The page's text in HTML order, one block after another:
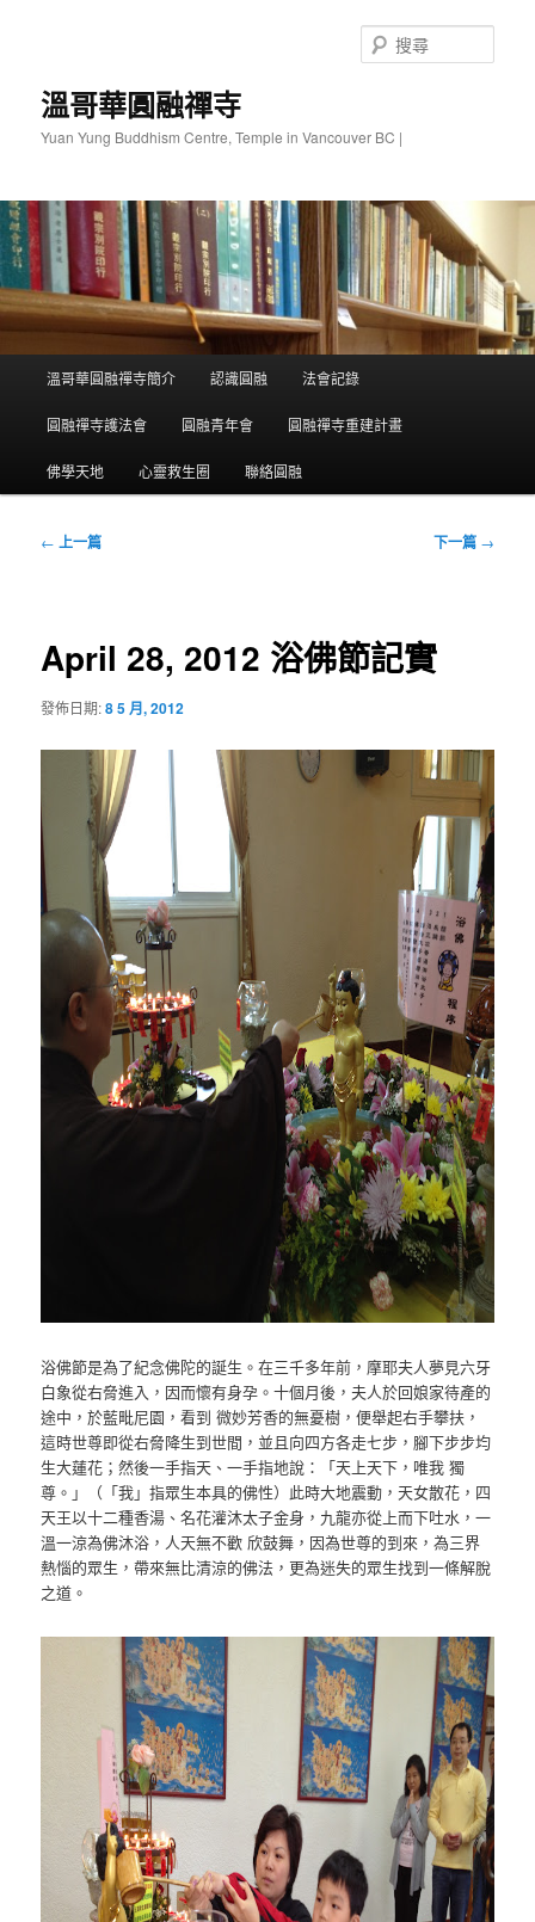
溫哥華圓融禪寺
Yuan Yung Buddhism Centre, Temple in Vancouver BC |
尋
溫哥華圓融禪寺簡介 認識圓融 法會記錄
圓融禪寺護法會 圓融青年會 圓融禪寺重建計畫
佛學天地 心靈救生圈 聯絡圓融
文
← 上一篇 下一篇 →
April 28, 2012 浴佛節記實
發佈日期:8 5 月, 2012
浴佛節是為了紀念佛陀的誕生。在三千多年前，摩耶夫人夢見六牙
白象從右脅進入，因而懷有身孕。十個月後，夫人於回娘家待產的
途中，於藍毗尼園，看到 微妙芳香的無憂樹，便舉起右手攀扶，
這時世尊即從右脅降生到世間，並且向四方各走七步，腳下步步均
生大蓮花；然後一手指天、一手指地說：「天上天下，唯我 獨
尊。」（「我」指眾生本具的佛性）此時大地震動，天女散花，四
天王以十二種香湯、名花灌沐太子金身，九龍亦從上而下吐水，一
溫一涼為佛沐浴，人天無不歡 欣鼓舞，因為世尊的到來，為三界
熱惱的眾生，帶來無比清涼的佛法，更為迷失的眾生找到一條解脫
之道。